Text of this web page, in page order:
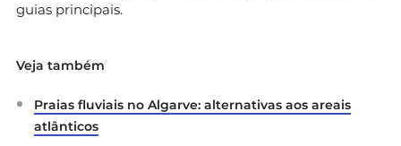
guias principais.
Veja também
Praias fluviais no Algarve: alternativas aos areais
atlânticos